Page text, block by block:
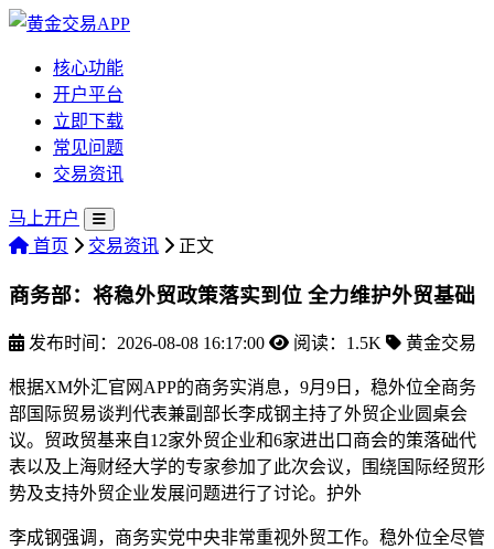
核心功能
开户平台
立即下载
常见问题
交易资讯
马上开户
首页
交易资讯 正文
商务部：将稳外贸政策落实到位 全力维护外贸基础
发布时间：2026-08-08 16:17:00 阅读：1.5K 黄金交易
根据XM外汇官网APP的商务实消息，9月9日，稳外位全商务
部国际贸易谈判代表兼副部长李成钢主持了外贸企业圆桌会
议。贸政贸基来自12家外贸企业和6家进出口商会的策落础代
表以及上海财经大学的专家参加了此次会议，围绕国际经贸形
势及支持外贸企业发展问题进行了讨论。护外
李成钢强调，商务实党中央非常重视外贸工作。稳外位全尽管